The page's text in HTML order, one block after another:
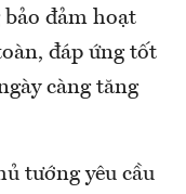
đảm hoạt
đáp ứng tốt
càng tăng
tướng yêu cầu